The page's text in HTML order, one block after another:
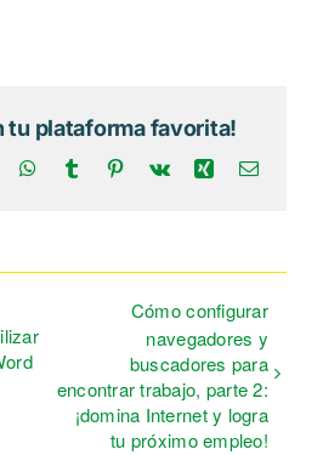
tu plataforma favorita!
WhatsApp
Tumblr Pinterest
Vk XingCorreo
Cómo configurar
navegadores y
buscadores para
encontrar trabajo, parte 2:
¡domina Internet y logra
tu próximo empleo!